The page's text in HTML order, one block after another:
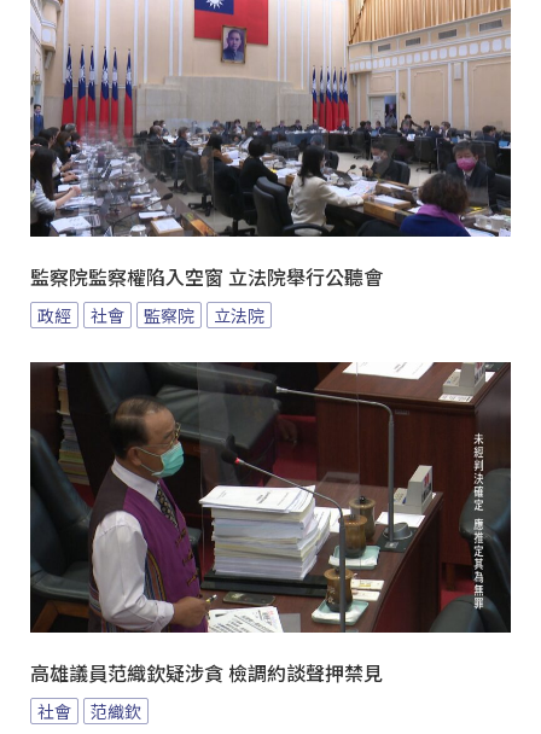
監察院監察權陷入空窗 立法院舉行公聽會
政經 社會 監察院 立法院
高雄議員范織欽疑涉貪 檢調約談聲押禁見
社會 范織欽